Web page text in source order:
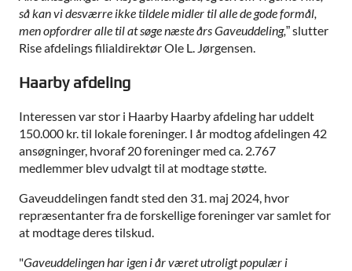
så kan vi desværre ikke tildele midler til alle de gode formål,
men opfordrer alle til at søge næste års Gaveuddeling,” slutter
Rise afdelings filialdirektør Ole L. Jørgensen.
Haarby afdeling
Interessen var stor i Haarby Haarby afdeling har uddelt
150.000 kr. til lokale foreninger. I år modtog afdelingen 42
ansøgninger, hvoraf 20 foreninger med ca. 2.767
medlemmer blev udvalgt til at modtage støtte.
Gaveuddelingen fandt sted den 31. maj 2024, hvor
repræsentanter fra de forskellige foreninger var samlet for
at modtage deres tilskud.
"Gaveuddelingen har igen i år været utroligt populær i